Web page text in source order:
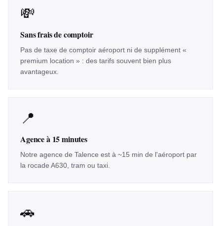
💸
Sans frais de comptoir
Pas de taxe de comptoir aéroport ni de supplément «
premium location » : des tarifs souvent bien plus
avantageux.
📍
Agence à 15 minutes
Notre agence de Talence est à ~15 min de l'aéroport par
la rocade A630, tram ou taxi.
🚗